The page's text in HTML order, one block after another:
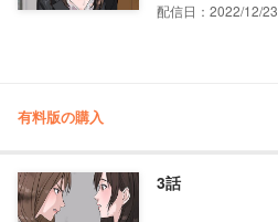
配信日：2022/12/23
有料版の購入
3話